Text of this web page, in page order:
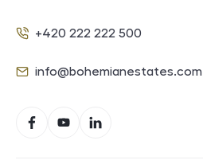
Telefon
+420 222 222 500
E-mail
info@bohemianestates.com
FacebookYouTubeLinkedIn